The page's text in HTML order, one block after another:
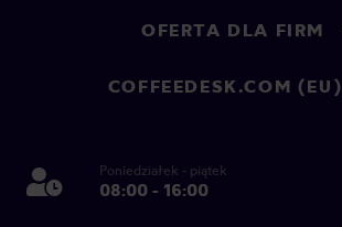
OFERTA DLA FIRM
COFFEEDESK.COM (EU)
Poniedziałek - piątek
08:00 - 16:00